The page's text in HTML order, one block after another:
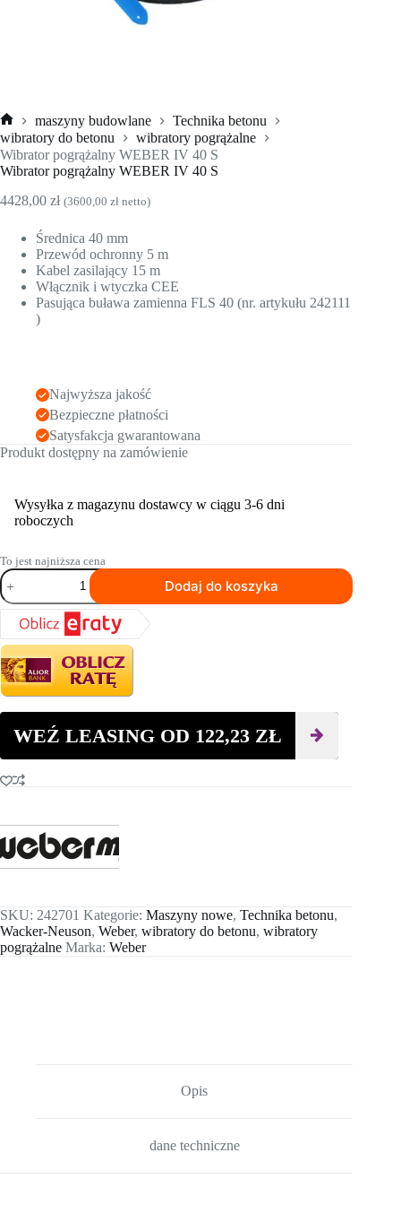
Strona
główna
maszyny budowlane
Technika betonu
wibratory do betonu
wibratory pogrążalne
Wibrator pogrążalny WEBER IV 40 S
Wibrator pogrążalny WEBER IV 40 S
4428,00 zł (3600,00 zł netto)
Średnica 40 mm
Przewód ochronny 5 m
Kabel zasilający 15 m
Włącznik i wtyczka CEE
Pasująca buława zamienna FLS 40 (nr. artykułu 242111
)
Najwyższa jakość
Bezpieczne płatności
Satysfakcja gwarantowana
Produkt dostępny na zamówienie
Wysyłka z magazynu dostawcy w ciągu 3-6 dni
roboczych
To jest najniższa cena
ilość
Wibrator
pogrążalny
WEBER
IV
40
S
Dodaj do koszyka
WEŹ LEASING OD 122,23 ZŁ
SKU: 242701 Kategorie: Maszyny nowe, Technika betonu,
Wacker-Neuson, Weber, wibratory do betonu, wibratory
pogrążalne Marka: Weber
Opis
dane techniczne